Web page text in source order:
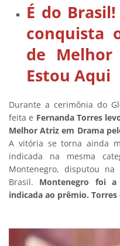
É do
conquista
de
Estou Aqui
Durante a cerimônia do
feita e Fernanda Torres
Melhor Atriz em Drama
A vitória se torna ainda
indicada na mesma
Montenegro, disputou
Brasil. Montenegro foi
indicada ao prêmio. Torres